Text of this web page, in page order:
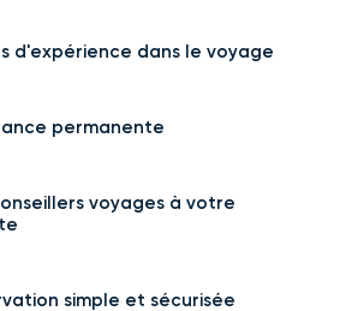
d'expérience dans le voyage
permanente
voyagesà votre
simple et sécurisée